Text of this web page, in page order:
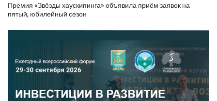
Премия «Звёзды хаускипинга» объявила приём заявок на
пятый, юбилейный сезон